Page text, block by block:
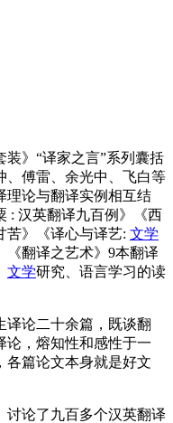
装》“译家之言”系列囊括
、傅雷、余光中、飞白等
理论与翻译实例相互结
: 汉英翻译九百例》《西
苦》《译心与译艺: 文学
《翻译之艺术》9本翻译
文学研究、语言学习的读
译论二十余篇，既谈翻
论，熔知性和感性于一
各篇论文本身就是好文
讨论了九百多个汉英翻译